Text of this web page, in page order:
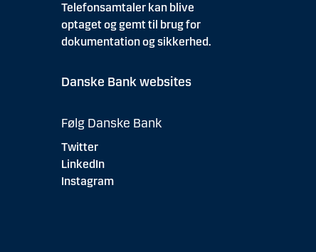
Telefonsamtaler kan blive
optaget og gemt til brug for
dokumentation og sikkerhed.
Danske Bank websites
Følg Danske Bank
Twitter
LinkedIn
Instagram